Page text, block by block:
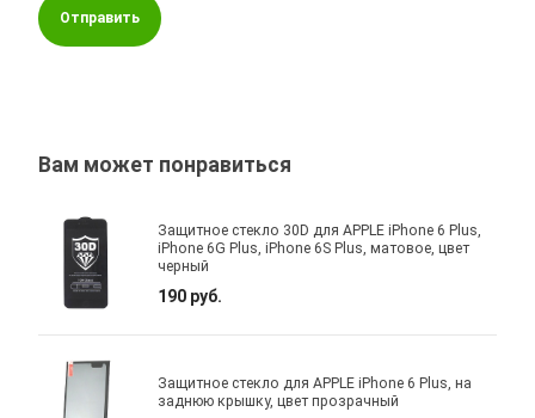
Отправить
Вам может понравиться
Защитное стекло 30D для APPLE iPhone 6 Plus,
iPhone 6G Plus, iPhone 6S Plus, матовое, цвет
черный
190 руб.
Защитное стекло для APPLE iPhone 6 Plus, на
заднюю крышку, цвет прозрачный